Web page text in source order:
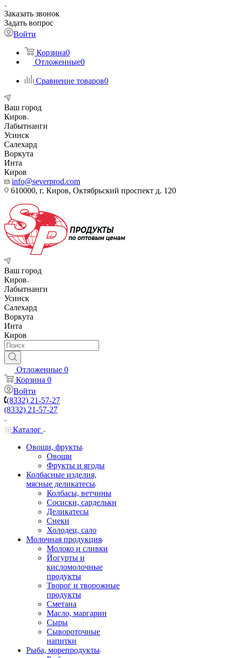
Заказать звонок
Задать вопрос
Войти
Корзина0
Отложенные0
Сравнение товаров0
Ваш город
Киров
Лабытнанги
Усинск
Салехард
Воркута
Инта
Киров
info@severprod.com
610000, г. Киров, Октябрьский проспект д. 120
Ваш город
Киров
Лабытнанги
Усинск
Салехард
Воркута
Инта
Киров
Отложенные 0
Корзина 0
Войти
(8332) 21-57-27
(8332) 21-57-27
Каталог
Овощи, фрукты
Овощи
Фрукты и ягоды
Колбасные изделия,
мясные деликатесы
Колбасы, ветчины
Сосиски, сардельки
Деликатесы
Снеки
Холодец, сало
Молочная продукция
Молоко и сливки
Йогурты и
кисломолочные
продукты
Творог и творожные
продукты
Сметана
Масло, маргарин
Сыры
Сывороточные
напитки
Рыба, морепродукты